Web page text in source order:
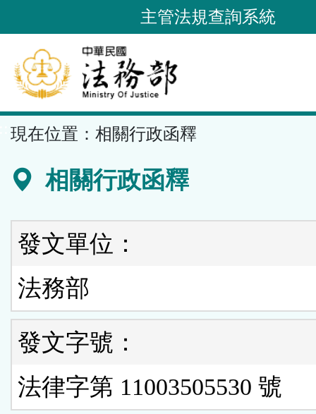
到
要
內
容
區
主管法規查詢系統
現在位置： 相關行政函釋
相關行政函釋
發文單位：
法務部
發文字號：
法律字第 11003505530 號